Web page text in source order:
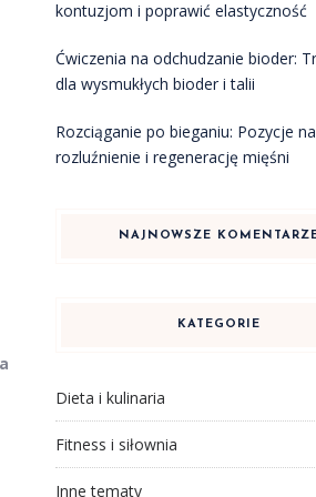
kontuzjom i poprawić elastyczność
Ćwiczenia na odchudzanie bioder:
dla wysmukłych bioder i talii
Rozciąganie po bieganiu: Pozycje na
rozluźnienie i regenerację mięśni
NAJNOWSZE
KATEGORIE
Dieta i kulinaria
Fitness i siłownia
Inne tematy